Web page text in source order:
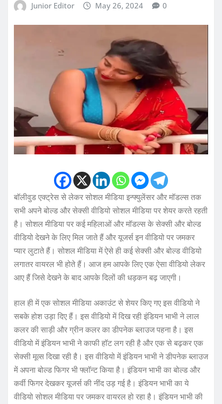
Junior Editor May 26, 2024 0
बॉलीवुड एक्ट्रेस से लेकर सोशल मीडिया इन्फ्युलेंसर और मॉडल्स तक
सभी अपने बोल्ड और सेक्सी वीडियो सोशल मीडिया पर शेयर करते रहती
है। सोशल मीडिया पर कई महिलाओं और मॉडल्स के सेक्सी और बोल्ड
वीडियो देखने के लिए मिल जाते हैं और यूजर्स इन वीडियो पर जमकर
प्यार लुटाते हैं। सोशल मीडिया में ऐसे ही कई सेक्सी और बोल्ड वीडियो
लगातर वायरल भी होते हैं। आज हम आपके लिए एक ऐसा वीडियो लेकर
आए हैं जिसे देखने के बाद आपके दिलों की धड़कन बढ़ जाएगी।
हाल ही में एक सोशल मीडिया अकाउंट से शेयर किए गए इस वीडियो ने
सबके होश उड़ा दिए हैं। इस वीडियो में दिख रही इंडियन भाभी ने लाल
कलर की साड़ी और ग्रीन कलर का डीपनेक ब्लाउज पहना है। इस
वीडियो में इंडियन भाभी ने काफी हॉट लग रही है और एक से बढ़कर एक
सेक्सी मूव्स दिखा रही है। इस वीडियो में इंडियन भाभी ने डीपनेक ब्लाउज
में अपना बोल्ड फिगर भी फ्लॉन्ट किया है। इंडियन भाभी का बोल्ड और
कर्वी फिगर देखकर यूजर्स की नींद उड़ गई है। इंडियन भाभी का ये
वीडियो सोशल मीडिया पर जमकर वायरल हो रहा है। इंडियन भाभी की